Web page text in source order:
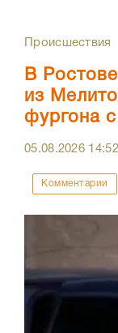
Происшествия
В
из
фургона
05.08.2026 14:52
Комментарии